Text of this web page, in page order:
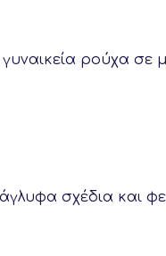
ρούχα σε
σχέδια και